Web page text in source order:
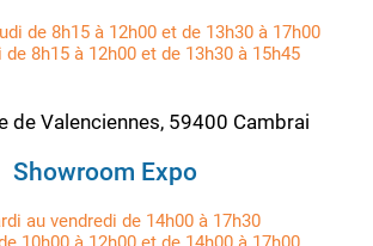
de 8h15 à 12h00 et de 13h30 à 17h00
de 8h15 à 12h00 et de 13h30 à 15h45
de Valenciennes, 59400 Cambrai
Showroom Expo
au vendredi de 14h00 à 17h30